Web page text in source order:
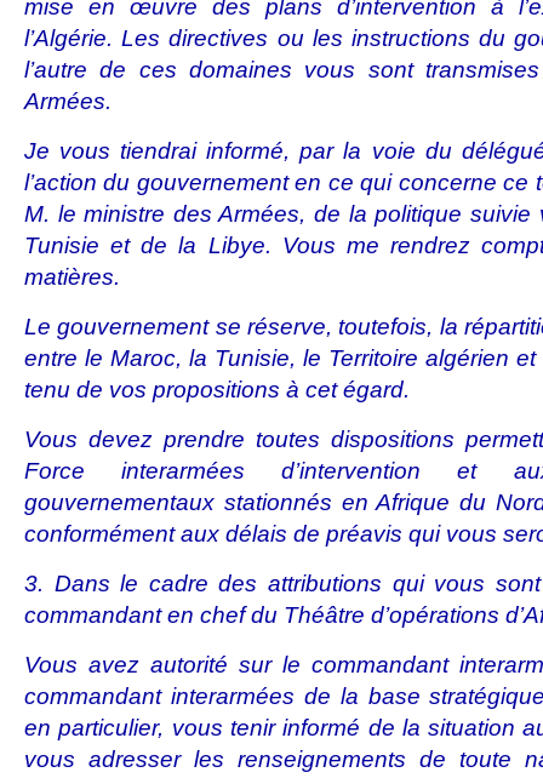
mise en œuvre des plans d’intervention à
l’Algérie. Les directives ou les instructions du
l’autre de ces domaines vous sont
Armées.
Je vous tiendrai informé, par la voie du
l’action du gouvernement en ce qui concerne ce
M. le ministre des Armées, de la politique
Tunisie et de la Libye. Vous me rendrez
matières.
Le gouvernement se réserve, toutefois, la
entre le Maroc, la Tunisie, le Territoire algérien
tenu de vos propositions à cet égard.
Vous devez prendre toutes dispositions
Force interarmées d’intervention et
gouvernementaux stationnés en Afrique du
conformément aux délais de préavis qui vous
3. Dans le cadre des attributions qui vous
commandant en chef du Théâtre d’opérations
Vous avez autorité sur le commandant
commandant interarmées de la base
en particulier, vous tenir informé de la situation
vous adresser les renseignements de toute